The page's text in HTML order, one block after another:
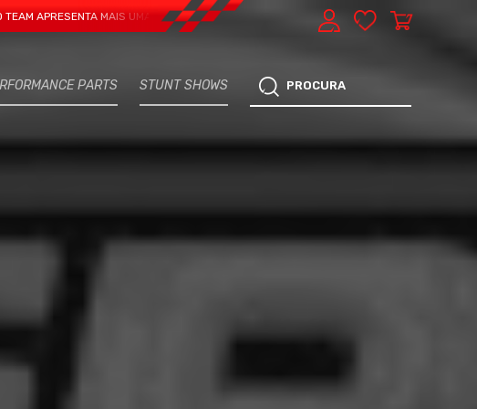
MAIS UMA VERTENTE - EXPRESS CAR SERVICE, MANUTENÇÃO DO TEU CARRO -
PARTS STUNT SHOWS